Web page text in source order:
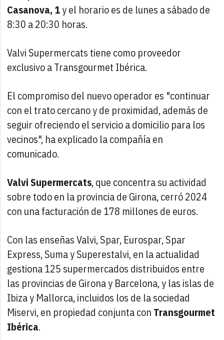
Casanova, 1y el horario es de lunes a sábado de
8:30 a 20:30 horas.
Valvi Supermercats tiene como proveedor
exclusivo a Transgourmet Ibérica.
El compromiso del nuevo operador es "continuar
con el trato cercano y de proximidad, además de
seguir ofreciendo el servicio a domicilio para los
vecinos", ha explicado la compañía en
comunicado.
Valvi Supermercats, que concentra su actividad
sobre todo en la provincia de Girona, cerró 2024
con una facturación de 178 millones de euros.
Con las enseñas Valvi, Spar, Eurospar, Spar
Express, Suma y Superestalvi, en la actualidad
gestiona 125 supermercados distribuidos entre
las provincias de Girona y Barcelona, y las islas de
Ibiza y Mallorca, incluidos los de la sociedad
Miservi, en propiedad conjunta con Transgourmet
Ibérica.